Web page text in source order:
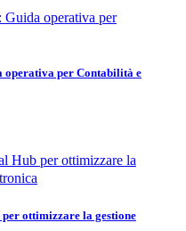
operativa per Contabilità e
ottimizzare la gestione